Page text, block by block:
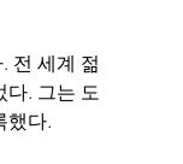
전 세계 젊
다. 그는 도
했다.